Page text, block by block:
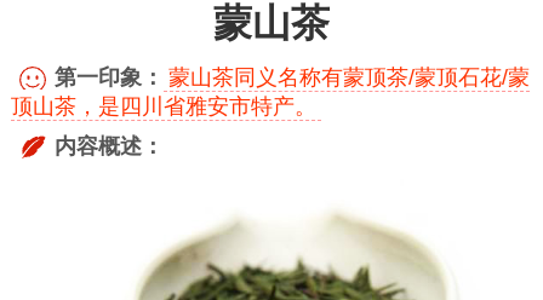
蒙山茶
第一印象： 蒙山茶同义名称有蒙顶茶/蒙顶石花/蒙
顶山茶，是四川省雅安市特产。
内容概述：